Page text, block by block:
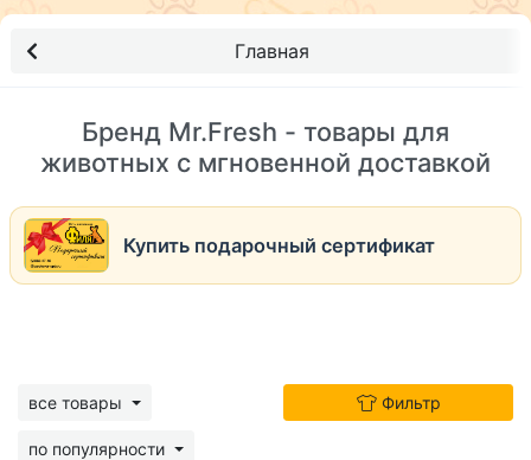
Главная
Бренд Mr.Fresh - товары для
животных с мгновенной доставкой
Купить подарочный сертификат
все товары
по популярности
Фильтр